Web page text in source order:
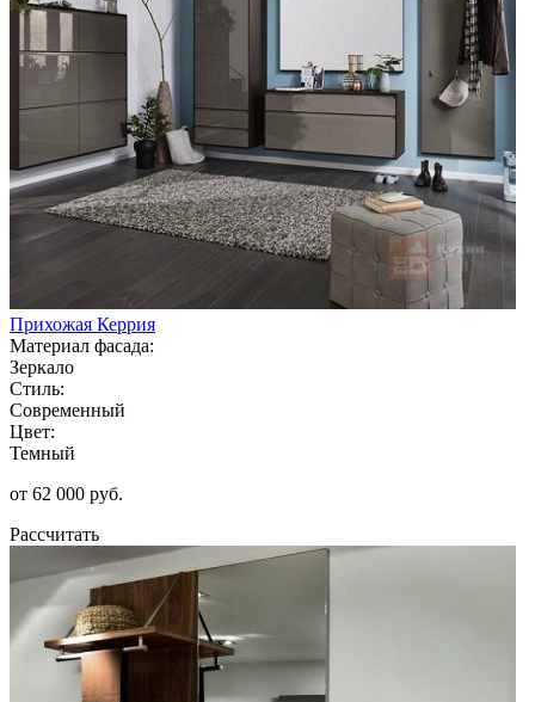
Прихожая Керрия
Материал фасада:
Зеркало
Стиль:
Современный
Цвет:
Темный
от 62 000 руб.
Рассчитать